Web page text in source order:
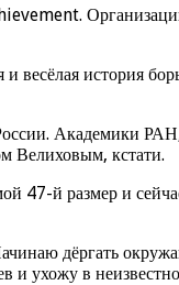
весёлая история
Академики
Велиховым, кстати.
й размер и
дёргать
ухожу в